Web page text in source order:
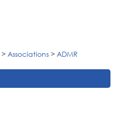
> Associations > ADMR